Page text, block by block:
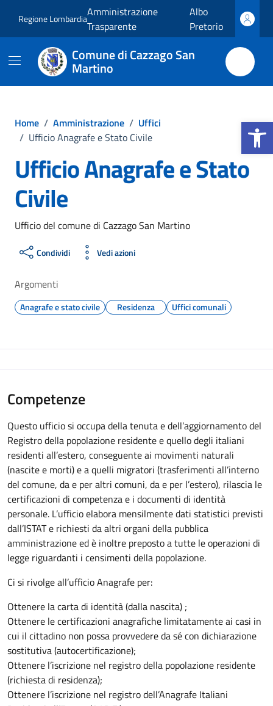
Apri la
Regione LombardiaAmministrazione
Trasparente
Albo
Pretorio
Comune di Cazzago San
Martino
Home / Amministrazione / Uffici
/ Ufficio Anagrafe e Stato Civile
Ufficio Anagrafe e Stato
Civile
Ufficio del comune di Cazzago San Martino
Condividi Vedi azioni
Argomenti
Anagrafe e stato civile Residenza Uffici comunali
Competenze
Questo ufficio si occupa della tenuta e dell’aggiornamento del
Registro della popolazione residente e quello degli italiani
residenti all’estero, conseguente ai movimenti naturali
(nascite e morti) e a quelli migratori (trasferimenti all’interno
del comune, da e per altri comuni, da e per l’estero), rilascia le
certificazioni di competenza e i documenti di identità
personale. L’ufficio elabora mensilmente dati statistici previsti
dall’ISTAT e richiesti da altri organi della pubblica
amministrazione ed è inoltre preposto a tutte le operazioni di
legge riguardanti i censimenti della popolazione.
Ci si rivolge all’ufficio Anagrafe per:
Ottenere la carta di identità (dalla nascita) ;
Ottenere le certificazioni anagrafiche limitatamente ai casi in
cui il cittadino non possa provvedere da sé con dichiarazione
sostitutiva (autocertificazione);
Ottenere l’iscrizione nel registro della popolazione residente
(richiesta di residenza);
Ottenere l’iscrizione nel registro dell’Anagrafe Italiani